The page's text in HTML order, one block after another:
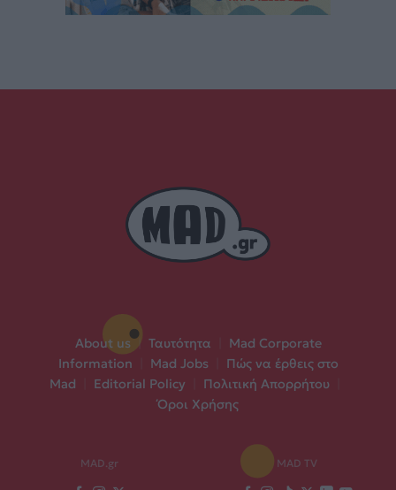
About us | Ταυτότητα
Mad Corporate
Information
Mad Jobs
Πώς να έρθεις στο
Mad
Editorial Policy Πολιτική Απορρήτου
Όροι Χρήσης
MAD.gr MAD TV